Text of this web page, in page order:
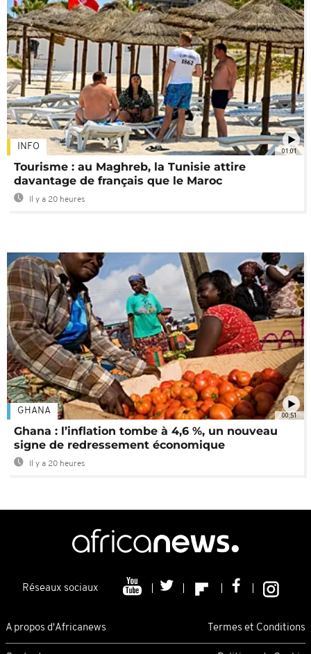
01:01
INFO
Tourisme : au Maghreb, la Tunisie attire
davantage de français que le Maroc
Il y a 20 heures
00:51
GHANA
Ghana : l’inflation tombe à 4,6 %, un nouveau
signe de redressement économique
Il y a 20 heures
Réseaux sociaux
A propos d'Africanews Termes et Conditions